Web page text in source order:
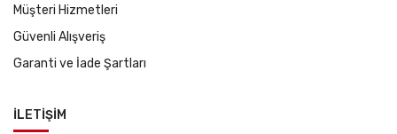
Müşteri Hizmetleri
Güvenli Alışveriş
Garanti ve İade Şartları
İLETİŞİM